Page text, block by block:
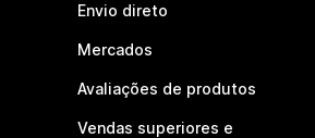
Envio direto
Mercados
Avaliações de produtos
Vendas superiores e